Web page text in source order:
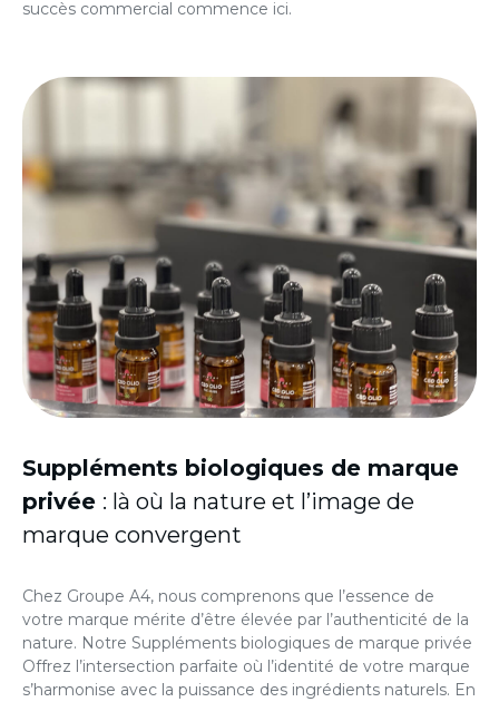
succès commercial commence ici.
Suppléments biologiques de marque
privée : là où la nature et l’image de
marque convergent
Chez Groupe A4, nous comprenons que l’essence de
votre marque mérite d’être élevée par l’authenticité de la
nature. Notre Suppléments biologiques de marque privée
Offrez l’intersection parfaite où l’identité de votre marque
s’harmonise avec la puissance des ingrédients naturels. En